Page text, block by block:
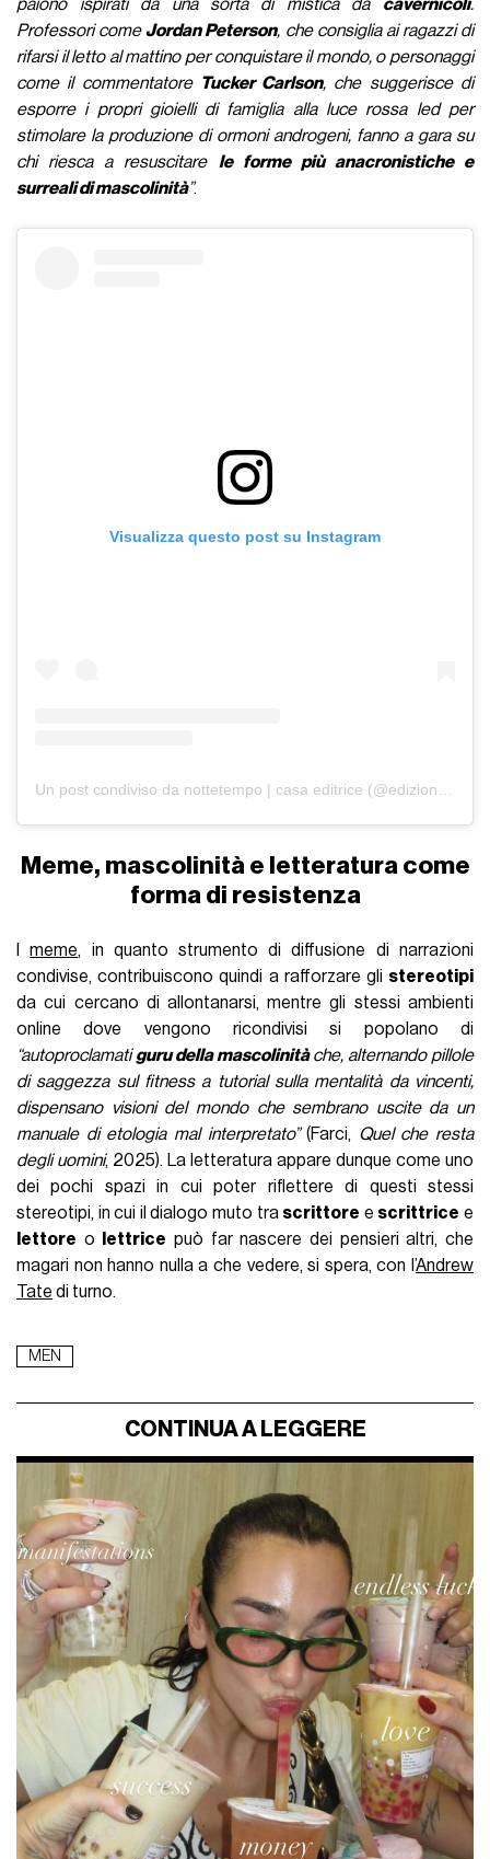
paiono ispirati da una sorta di mistica da cavernicoli.
Professori come Jordan Peterson, che consiglia ai ragazzi di
rifarsi il letto al mattino per conquistare il mondo, o personaggi
come il commentatore Tucker Carlson, che suggerisce di
esporre i propri gioielli di famiglia alla luce rossa led per
stimolare la produzione di ormoni androgeni, fanno a gara su
chi riesca a resuscitare le forme più anacronistiche e
surreali di mascolinità”.
Visualizza questo post su Instagram
Meme, mascolinità e letteratura come
forma di resistenza
Imeme, in quanto strumento di diffusione di narrazioni
condivise, contribuiscono quindi a rafforzare gli stereotipi
da cui cercano di allontanarsi, mentre gli stessi ambienti
online dove vengono ricondivisi si popolano di
“autoproclamatiguru della mascolinitàche, alternando pillole
di saggezza sul fitness a tutorial sulla mentalità da vincenti,
dispensano visioni del mondo che sembrano uscite da un
manuale di etologia mal interpretato”(Farci, Quel che resta
degli uomini, 2025). La letteratura appare dunque come uno
dei pochi spazi in cui poter riflettere di questi stessi
stereotipi, in cui il dialogo muto tra scrittore e scrittrice e
lettore o lettrice può far nascere dei pensieri altri, che
magari non hanno nulla a che vedere, si spera, con l’Andrew
Tate di turno.
MEN
CONTINUA A LEGGERE